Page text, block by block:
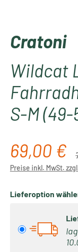
Cratoni
Wildcat
S-M
Verkaufspreis:
69,00 €
Preise inkl. MwSt.
Lieferoption